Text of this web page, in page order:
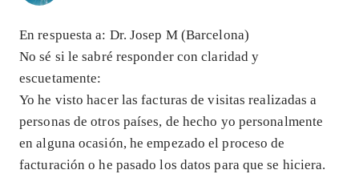
En respuesta a: Dr. Josep M (Barcelona)
No sé si le sabré responder con claridad y
escuetamente:
Yo he visto hacer las facturas de visitas realizadas a
personas de otros países, de hecho yo personalmente
en alguna ocasión, he empezado el proceso de
facturación o he pasado los datos para que se hiciera.